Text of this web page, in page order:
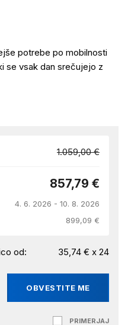
potrebe po mobilnosti
se vsak dan srečujejo z
1.059,00 €
857,79 €
4. 6. 2026 - 10. 8. 2026
899,09 €
od: 35,74 € x 24
OBVESTITE ME
PRIMERJAJ